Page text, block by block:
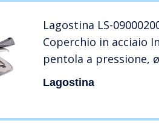
Lagostina LS-
Coperchio in acciaio
pentola a pressione,
Lagostina